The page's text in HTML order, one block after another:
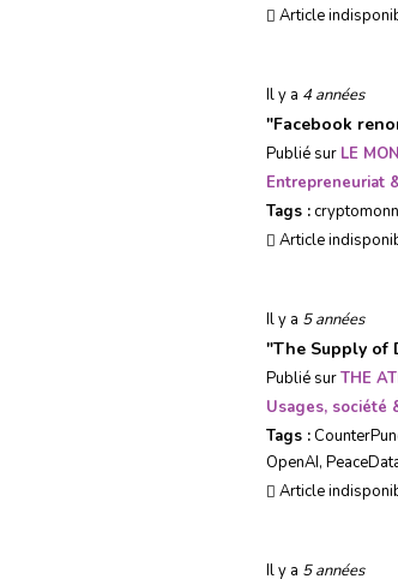
Article
Il y a 4 années
"Facebook
Publié sur LE
Entrepreneuriat
Tags :
Article
Il y a 5 années
"The Supply of
Publié surTHE
Usages, société
Tags :
OpenAI,
Article
Il y a 5 années